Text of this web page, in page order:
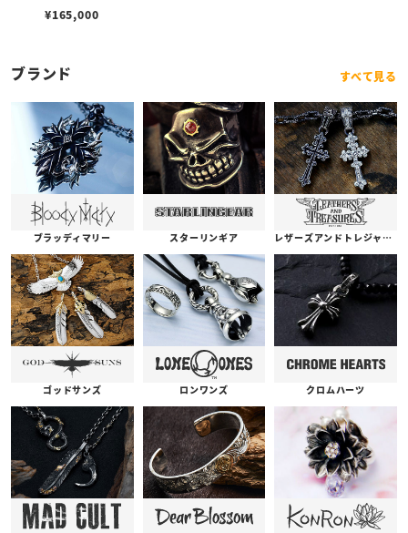
¥165,000
ブランド すべて見る
ブラッディマリー スターリンギア レザーズアンドトレジャーズ
ゴッドサンズ ロンワンズ クロムハーツ